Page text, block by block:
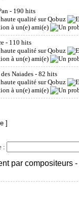
- 190 hits
- 110 hits
Naiades- 82 hits
]
:
par compositeurs -